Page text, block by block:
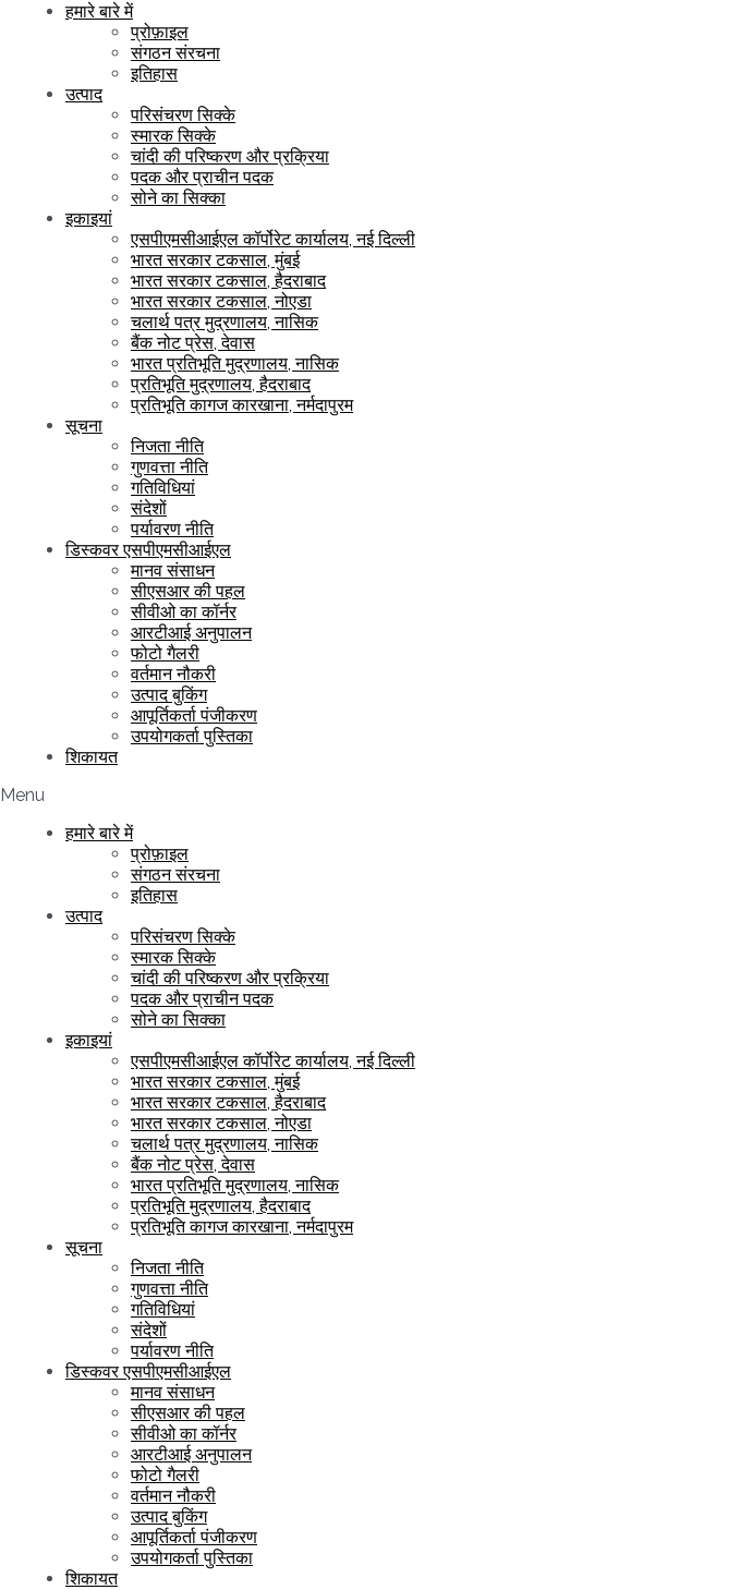
हमारे बारे में
प्रोफ़ाइल
संगठन संरचना
इतिहास
उत्पाद
परिसंचरण सिक्के
स्मारक सिक्के
चांदी की परिष्करण और प्रक्रिया
पदक और प्राचीन पदक
सोने का सिक्का
इकाइयां
एसपीएमसीआईएल कॉर्पोरेट कार्यालय, नई दिल्ली
भारत सरकार टकसाल, मुंबई
भारत सरकार टकसाल, हैदराबाद
भारत सरकार टकसाल, नोएडा
चलार्थ पत्र मुद्रणालय, नासिक
बैंक नोट प्रेस, देवास
भारत प्रतिभूति मुद्रणालय, नासिक
प्रतिभूति मुद्रणालय, हैदराबाद
प्रतिभूति कागज कारखाना, नर्मदापुरम
सूचना
निजता नीति
गुणवत्ता नीति
गतिविधियां
संदेशों
पर्यावरण नीति
डिस्कवर एसपीएमसीआईएल
मानव संसाधन
सीएसआर की पहल
सीवीओ का कॉर्नर
आरटीआई अनुपालन
फोटो गैलरी
वर्तमान नौकरी
उत्पाद बुकिंग
आपूर्तिकर्ता पंजीकरण
उपयोगकर्ता पुस्तिका
शिकायत
Menu
हमारे बारे में
प्रोफ़ाइल
संगठन संरचना
इतिहास
उत्पाद
परिसंचरण सिक्के
स्मारक सिक्के
चांदी की परिष्करण और प्रक्रिया
पदक और प्राचीन पदक
सोने का सिक्का
इकाइयां
एसपीएमसीआईएल कॉर्पोरेट कार्यालय, नई दिल्ली
भारत सरकार टकसाल, मुंबई
भारत सरकार टकसाल, हैदराबाद
भारत सरकार टकसाल, नोएडा
चलार्थ पत्र मुद्रणालय, नासिक
बैंक नोट प्रेस, देवास
भारत प्रतिभूति मुद्रणालय, नासिक
प्रतिभूति मुद्रणालय, हैदराबाद
प्रतिभूति कागज कारखाना, नर्मदापुरम
सूचना
निजता नीति
गुणवत्ता नीति
गतिविधियां
संदेशों
पर्यावरण नीति
डिस्कवर एसपीएमसीआईएल
मानव संसाधन
सीएसआर की पहल
सीवीओ का कॉर्नर
आरटीआई अनुपालन
फोटो गैलरी
वर्तमान नौकरी
उत्पाद बुकिंग
आपूर्तिकर्ता पंजीकरण
उपयोगकर्ता पुस्तिका
शिकायत